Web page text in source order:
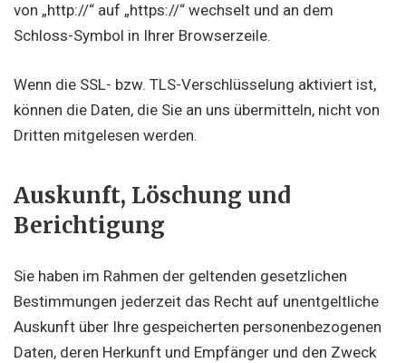
von „http://“ auf „https://“ wechselt und an dem
Schloss-Symbol in Ihrer Browserzeile.
Wenn die SSL- bzw. TLS-Verschlüsselung aktiviert ist,
können die Daten, die Sie an uns übermitteln, nicht von
Dritten mitgelesen werden.
Auskunft, Löschung und
Berichtigung
Sie haben im Rahmen der geltenden gesetzlichen
Bestimmungen jederzeit das Recht auf unentgeltliche
Auskunft über Ihre gespeicherten personenbezogenen
Daten, deren Herkunft und Empfänger und den Zweck